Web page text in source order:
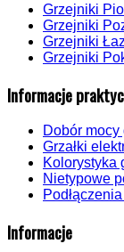
Grzejniki
Grzejniki
Grzejniki
Grzejniki
Informacje
Dobór mocy
Grzałki
Kolorystyka
Nietypowe
Informacje